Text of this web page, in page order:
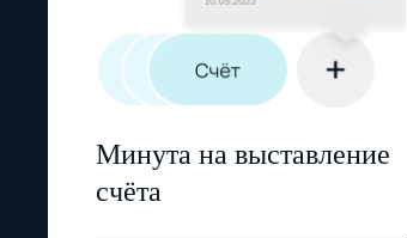
Минута на выставление
счёта